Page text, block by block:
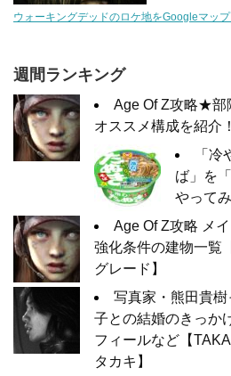
ウォーキングデッドのロケ地をGoogleマッ
週間ランキング
Age Of Z攻略★部
オススメ構成を紹介！
「
ば」を
やって
Age Of Z攻略 メ
強化条件の建物一覧
グレード】
写真家・熊田貴
子との結婚のきっか
フィールなど【
タカキ】